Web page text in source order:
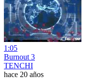
1:05
Burnout 3
TENCHI
hace 20 años